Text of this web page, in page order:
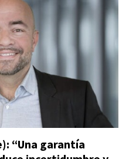
“Una garantía